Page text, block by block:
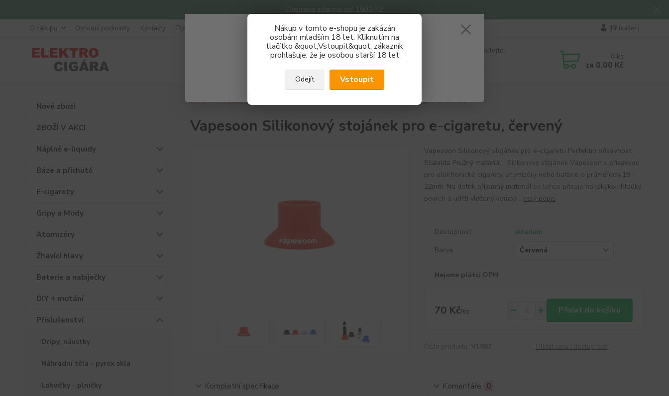
Doprava zdarma od 1500 Kč
Nákup v tomto e-shopu je zakázán
osobám mladším 18 let. Kliknutím na
tlačítko &quot;Vstoupit&quot; zákazník
prohlašuje, že je osobou starší 18 let
Odejít Vstoupit
O nákupu Ochodní podmínky Kontakty Poradna Přihlášení
Hledat
Nevíte si rady? Zavolejte.
0 ks
za 0,00 Kč
Nové zboží
ZBOŽÍ V AKCI
Náplně e-liquidy
Báze a příchutě
E-cigarety
Gripy a Mody
Atomizéry
Žhavící hlavy
Baterie a nabíječky
DIY + motání
Příslušenství
Dripy, náustky
Náhradní těla - pyrex skla
Lahvičky - plničky
Úvod Příslušenství Vapesoon Silikonový stojánek pro e-cigaretu, červený
Vapesoon Silikonový stojánek pro e-cigaretu, červený
Vapesoon Silikonový stojánek pro e-cigaretu Perfektní přísavnost
Stabilita Pružný materiál Silikonový stojánek Vapesoon s přísavkou
pro elektronické cigarety, atomizéry nebo baterie o průměrech 19 -
22mm. Na dotek příjemný materiál se lehce přisaje na jakýkoli hladký
povrch a udrží vložený kompo... celý popis
Dostupnost
skladem
Barva
Nejsme plátci DPH
70 Kč/ks Přidat do košíku
Kompletní specifikace Komentáře 0
Získej slevu 3%
Zaregistruj se a nakupuj se slevou právě teď!
REGISTRAČNÍ FORMULÁŘ
Zavřít